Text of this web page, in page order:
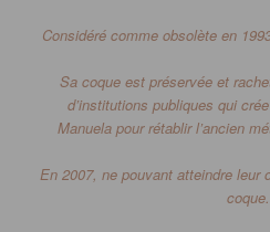
Considéré comme obsolète en
Sa coque est préservée et
d’institutions publiques qui
Manuela pour rétablir l’ancien
En 2007, ne pouvant atteindre leur
coque.